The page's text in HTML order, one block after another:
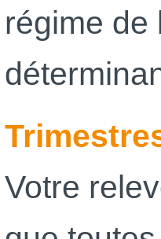
régime de
Votre